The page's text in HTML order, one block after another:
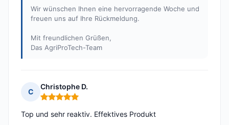
Wir wünschen Ihnen eine hervorragende Woche und
freuen uns auf Ihre Rückmeldung.
Mit freundlichen Grüßen,
Das AgriProTech-Team
C
Christophe D.
Hinweis: 5 von 5
Top und sehr reaktiv. Effektives Produkt